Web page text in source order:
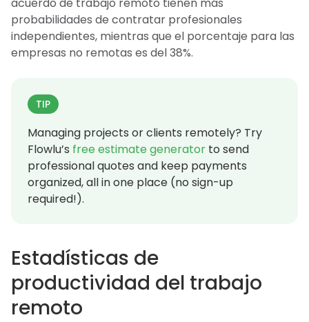
probabilidades de contratar profesionales
independientes, mientras que el porcentaje para las
empresas no remotas es del 38%.
TIP
Managing projects or clients remotely? Try
Flowlu’s free estimate generator to send
professional quotes and keep payments
organized, all in one place (no sign-up
required!).
Estadísticas de
productividad del trabajo
remoto